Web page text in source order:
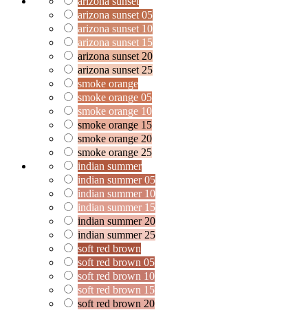
arizona sunset 05
arizona sunset 10
arizona sunset 15
arizona sunset 20
arizona sunset 25
smoke orange
smoke orange 05
smoke orange 10
smoke orange 15
smoke orange 20
smoke orange 25
indian summer
indian summer 05
indian summer 10
indian summer 15
indian summer 20
indian summer 25
soft red brown
soft red brown 05
soft red brown 10
soft red brown 15
soft red brown 20